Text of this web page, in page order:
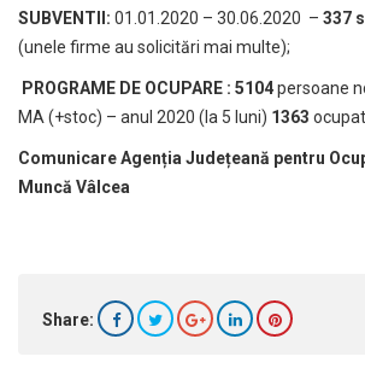
SUBVENTII: 01.01.2020 – 30.06.2020 – 337
(unele firme au solicitări mai multe);
PROGRAME DE OCUPARE : 5104persoane
MA (+stoc) – anul 2020 (la 5 luni) 1363
Comunicare Agenția Județeană pentru
Muncă Vâlcea
Share: